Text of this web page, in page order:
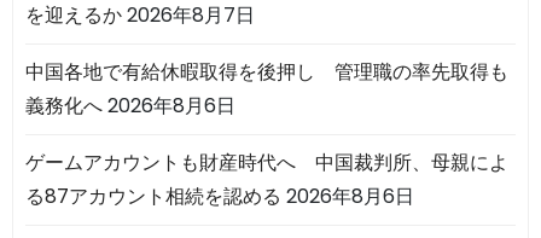
を迎えるか2026年8月7日
中国各地で有給休暇取得を後押し 管理職の率先取得も
義務化へ2026年8月6日
ゲームアカウントも財産時代へ 中国裁判所、母親によ
る87アカウント相続を認める 2026年8月6日